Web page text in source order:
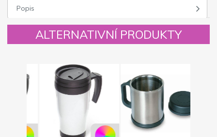
Popis
ALTERNATIVNÍ PRODUKTY